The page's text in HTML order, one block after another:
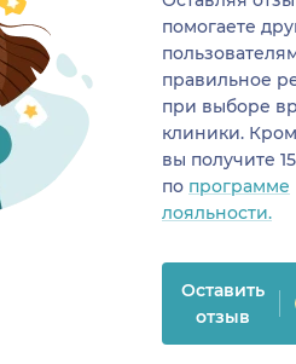
помогаете
правильное
при выборе
клиники.
вы получите
по программе
лояльности.
Оставить
отзыв